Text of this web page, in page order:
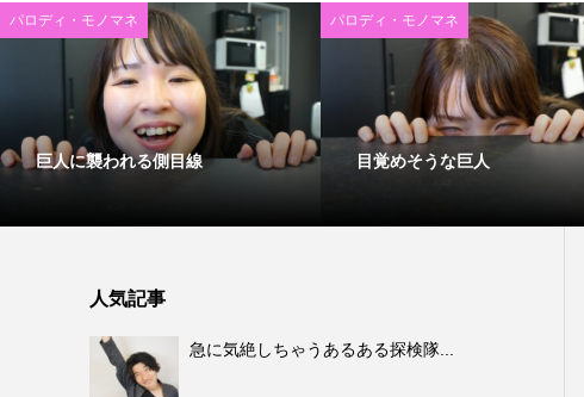
パロディ・モノマネ
巨人に襲われる側目線
パロディ・モノマネ
目覚めそうな巨人
人気記事
急に気絶しちゃうあるある探検隊...